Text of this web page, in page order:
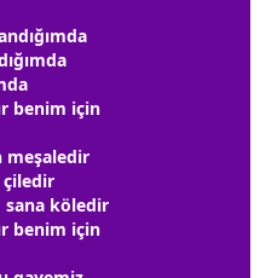
benim için
meşaledir
çiledir
sana köledir
benim için